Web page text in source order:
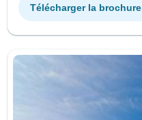
Télécharger la brochure